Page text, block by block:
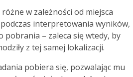
w zależności od miejsca
interpretowania wyników,
– zaleca się wtedy, by
z tej samej lokalizacji.
pobiera się, pozwalając mu